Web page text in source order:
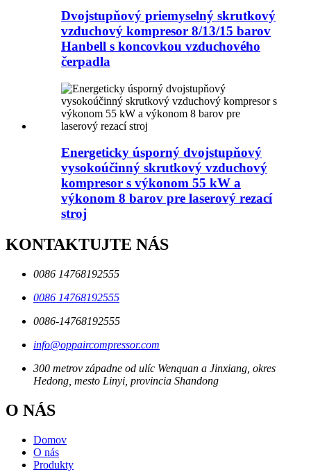
Dvojstupňový priemyselný skrutkový
vzduchový kompresor 8/13/15 barov
Hanbell s koncovkou vzduchového
čerpadla
Energeticky úsporný dvojstupňový
vysokoúčinný skrutkový vzduchový
kompresor s výkonom 55 kW a
výkonom 8 barov pre laserový rezací
stroj
KONTAKTUJTE NÁS
0086 14768192555
0086 14768192555
0086-14768192555
info@oppaircompressor.com
300 metrov západne od ulíc Wenquan a Jinxiang, okres
Hedong, mesto Linyi, provincia Shandong
O NÁS
Domov
O nás
Produkty